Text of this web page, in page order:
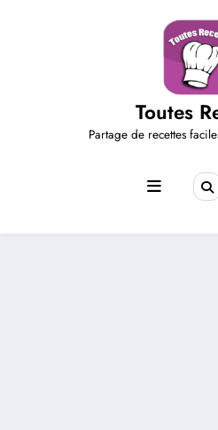
Toutes
Partage de recettes